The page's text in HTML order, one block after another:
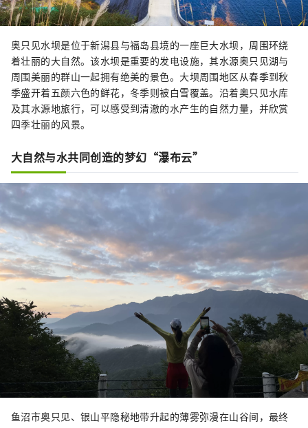
奥只见水坝是位于新潟县与福岛县境的一座巨大水坝，周围环绕
着壮丽的大自然。该水坝是重要的发电设施，其水源奥只见湖与
周围美丽的群山一起拥有绝美的景色。大坝周围地区从春季到秋
季盛开着五颜六色的鲜花，冬季则被白雪覆盖。沿着奥只见水库
及其水源地旅行，可以感受到清澈的水产生的自然力量，并欣赏
四季壮丽的风景。
大自然与水共同创造的梦幻“瀑布云”
鱼沼市奥只见、银山平隐秘地带升起的薄雾弥漫在山谷间，最终